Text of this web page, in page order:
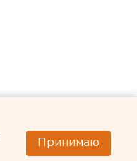
Принимаю